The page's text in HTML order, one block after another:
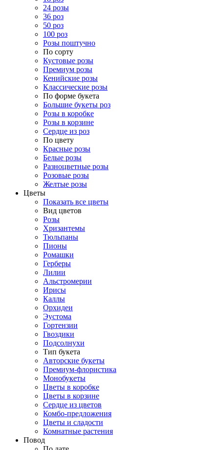
24 розы
36 роз
50 роз
100 роз
Розы поштучно
По сорту
Кустовые розы
Премиум розы
Кенийские розы
Классические розы
По форме букета
Большие букеты роз
Розы в коробке
Розы в корзине
Сердце из роз
По цвету
Красные розы
Белые розы
Разноцветные розы
Розовые розы
Желтые розы
Цветы
Показать все цветы
Вид цветов
Розы
Хризантемы
Тюльпаны
Пионы
Ромашки
Герберы
Лилии
Альстромерии
Ирисы
Каллы
Орхидеи
Эустома
Гортензии
Гвоздики
Подсолнухи
Тип букета
Авторские букеты
Премиум-флористика
Монобукеты
Цветы в коробке
Цветы в корзине
Сердце из цветов
Комбо-предложения
Цветы и сладости
Комнатные растения
Повод